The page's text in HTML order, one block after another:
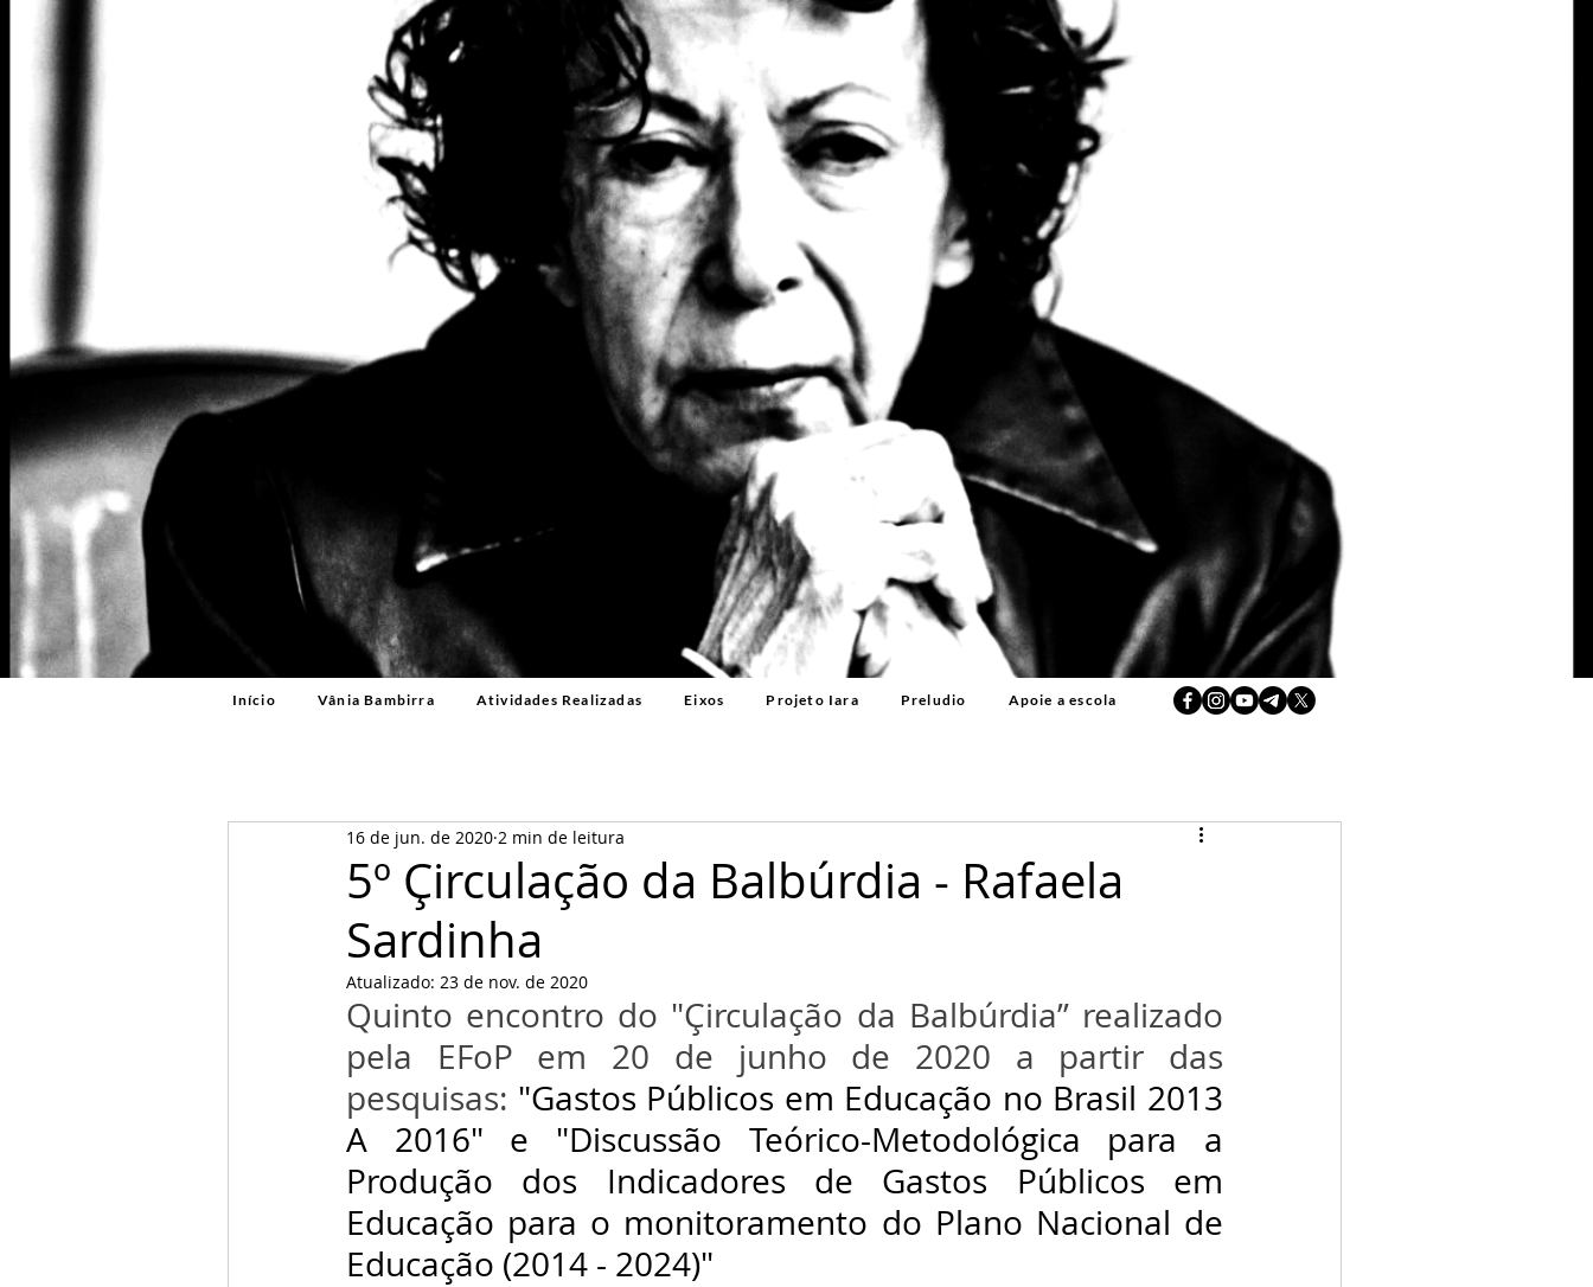
Início Vânia Bambirra Atividades Realizadas Eixos Projeto Iara Preludio Apoie a escola
5º Çirculação da Balbúrdia - Rafaela
Sardinha
16 de jun. de 2020 2 min de leitura
Atualizado: 23 de nov. de 2020
Quinto encontro do "Çirculação da Balbúrdia” realizado
pela EFoP em 20 de junho de 2020 a partir das
pesquisas: "Gastos Públicos em Educação no Brasil 2013
A 2016" e "Discussão Teórico-Metodológica para a
Produção dos Indicadores de Gastos Públicos em
Educação para o monitoramento do Plano Nacional de
Educação (2014 - 2024)"